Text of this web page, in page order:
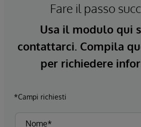
Fare il passo
Usa il modulo qui
contattarci. Compila
per richiedere
*Campi richiesti